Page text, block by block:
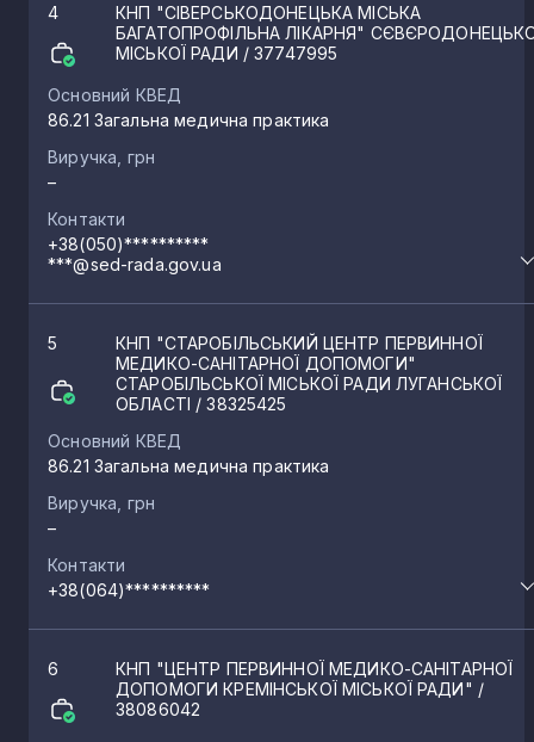
4
КНП "СІВЕРСЬКОДОНЕЦЬКА МІСЬКА
БАГАТОПРОФІЛЬНА ЛІКАРНЯ"
МІСЬКОЇ РАДИ / 37747995
Основний КВЕД
86.21 Загальна медична практика
Виручка, грн
–
Контакти
+38(050)**********
***@sed-rada.gov.ua
5
КНП "СТАРОБІЛЬСЬКИЙ ЦЕНТР ПЕРВИННОЇ
МЕДИКО-САНІТАРНОЇ ДОПОМОГИ"
СТАРОБІЛЬСЬКОЇ МІСЬКОЇ РАДИ ЛУГАНСЬКОЇ
ОБЛАСТІ / 38325425
Основний КВЕД
86.21 Загальна медична практика
Виручка, грн
–
Контакти
+38(064)**********
6
КНП "ЦЕНТР ПЕРВИННОЇ МЕДИКО-САНІТАРНОЇ
ДОПОМОГИ КРЕМІНСЬКОЇ МІСЬКОЇ РАДИ" /
38086042